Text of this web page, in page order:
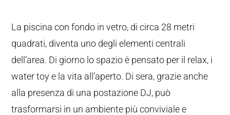
La piscina con fondo in vetro, di circa 28 metri
quadrati, diventa uno degli elementi centrali
dell’area. Di giorno lo spazio è pensato per il relax, i
water toy e la vita all’aperto. Di sera, grazie anche
alla presenza di una postazione DJ, può
trasformarsi in un ambiente più conviviale e